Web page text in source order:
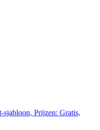
sjabloon, Prijzen: Gratis,